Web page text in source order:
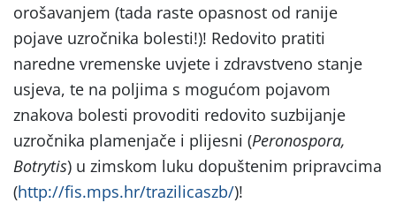
orošavanjem (tada raste opasnost od ranije
pojave uzročnika bolesti!)! Redovito pratiti
naredne vremenske uvjete i zdravstveno stanje
usjeva, te na poljima s mogućom pojavom
znakova bolesti provoditi redovito suzbijanje
uzročnika plamenjače i plijesni (Peronospora,
Botrytis) u zimskom luku dopuštenim pripravcima
(http://fis.mps.hr/trazilicaszb/)!